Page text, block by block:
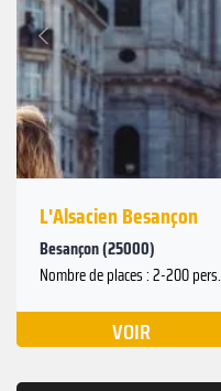
Précédent
L'Alsacien Besançon
Besançon (25000)
Nombre de places : 2-200 pers.
VOIR